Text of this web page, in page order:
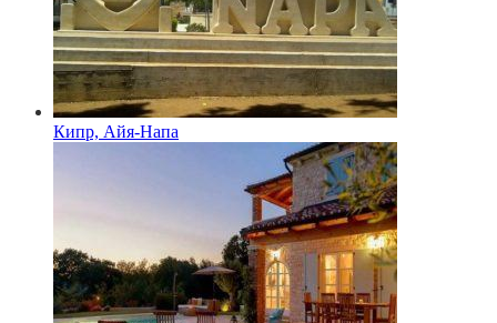
Кипр, Айя-Напа